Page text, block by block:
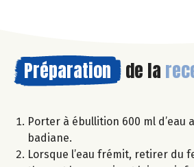
Préparation de la
Porter à ébullition 600 ml d’eau
badiane.
Lorsque l’eau frémit, retirer du